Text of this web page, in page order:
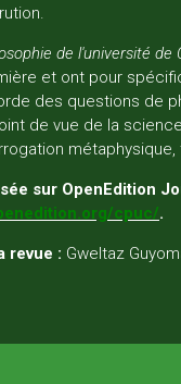
de l'université de
et ont pour
des questions de
de vue de la
sur OpenEdition
cpuc/.
revue : Gweltaz